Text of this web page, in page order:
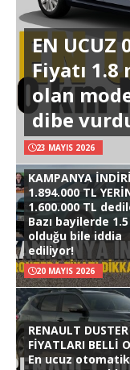
EN UCUZ
Fiyatı 1.8
olan
dibe
23 MAYIS 2026
KAMPANYA
1.894.000 TL
1.600.000 TL
Bazı bayilerde 1.5
olduğu bile iddia
ediliyor!
20 MAYIS 2026
RENAULT
FİYATLARI BELLİ
En ucuz otomatik